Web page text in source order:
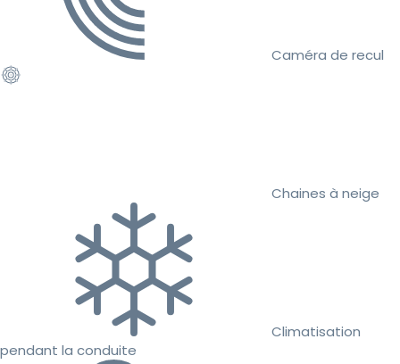
Caméra de recul
Chaines à neige
Climatisation
pendant la conduite